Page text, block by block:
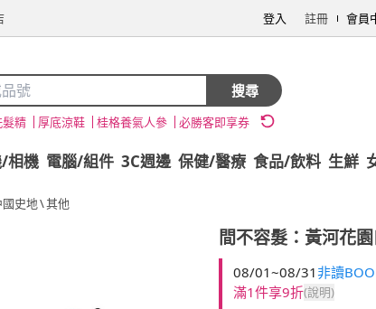
登入 註冊 會員
搜尋
精 厚底涼鞋 桂格養氣人參 必勝客即享券
相機 電腦/組件 3C週邊 保健/醫療 食品/飲料 生鮮
國史地\其他
間不容髮：黃河花
08/01~08/31非讀
滿1件享9折(說明)